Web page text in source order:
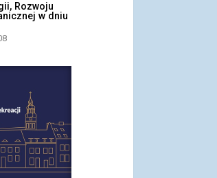
Rozwoju
w dniu